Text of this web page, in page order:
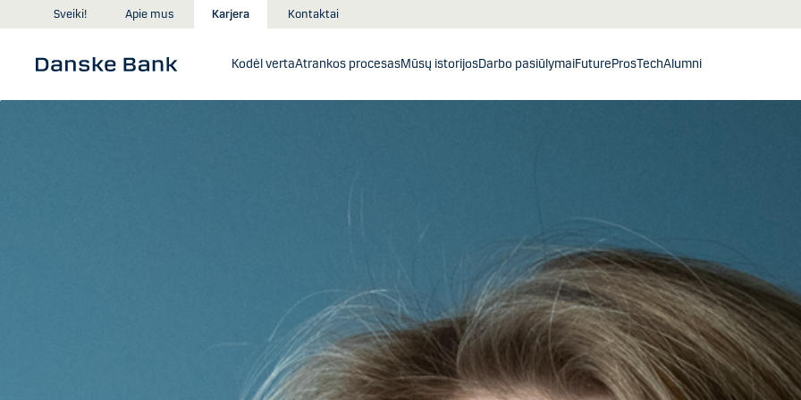
Skip to main content
Sveiki! Apie mus Karjera Kontaktai
Kodėl vertaAtrankos procesasMūsų istorijosDarbo pasiūlymaiFutureProsTechAlumni